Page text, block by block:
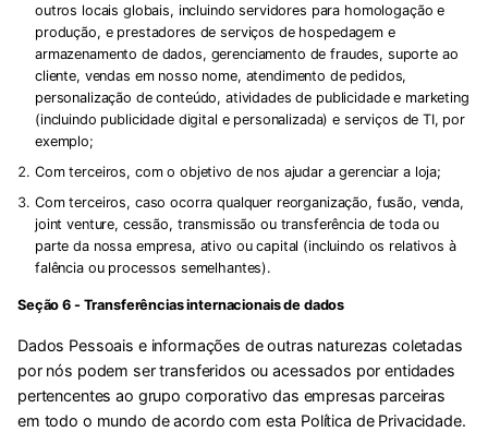
outros locais globais, incluindo servidores para homologação e
produção, e prestadores de serviços de hospedagem e
armazenamento de dados, gerenciamento de fraudes, suporte ao
cliente, vendas em nosso nome, atendimento de pedidos,
personalização de conteúdo, atividades de publicidade e marketing
(incluindo publicidade digital e personalizada) e serviços de TI, por
exemplo;
Com terceiros, com o objetivo de nos ajudar a gerenciar a loja;
Com terceiros, caso ocorra qualquer reorganização, fusão, venda,
joint venture, cessão, transmissão ou transferência de toda ou
parte da nossa empresa, ativo ou capital (incluindo os relativos à
falência ou processos semelhantes).
Seção 6 - Transferências internacionais de dados
Dados Pessoais e informações de outras naturezas coletadas
por nós podem ser transferidos ou acessados por entidades
pertencentes ao grupo corporativo das empresas parceiras
em todo o mundo de acordo com esta Política de Privacidade.